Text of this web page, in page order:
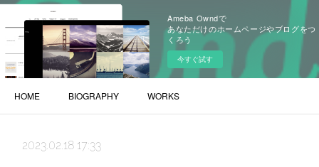
Ameba Owndで
あなただけのホームページやブログをつ
くろう
今すぐ試す
HOME BIOGRAPHY WORKS
2023.02.18 17:33